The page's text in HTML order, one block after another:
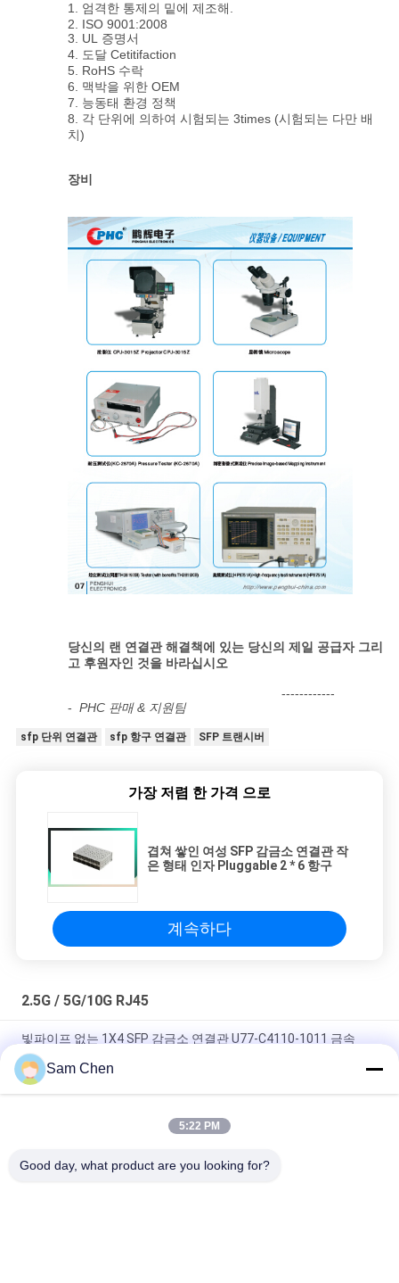
1. 엄격한 통제의 밑에 제조해.
2. ISO 9001:2008
3. UL 증명서
4. 도달 Cetitifaction
5. RoHS 수락
6. 맥박을 위한 OEM
7. 능동태 환경 정책
8. 각 단위에 의하여 시험되는 3times (시험되는 다만 배
치)
장비
당신의 랜 연결관 해결책에 있는 당신의 제일 공급자 그리
고 후원자인 것을 바라십시오
------------
- PHC 판매 & 지원팀
sfp 단위 연결관 sfp 항구 연결관 SFP 트랜시버
가장 저렴 한 가격 으로
겹쳐 쌓인 여성 SFP 감금소 연결관 작
은 형태 인자 Pluggable 2 * 6 항구
계속하다
2.5G / 5G/10G RJ45
빛파이프 없는 1X4 SFP 감금소 연결관 U77-C4110-1011 금속
EMI 여성
3.3V SFP 감금소 연결관 작용 온도 -40~+85 Rohs SGS ISO
겹쳐 쌓인 여성 SFP 감금소 연결관 작은 형태 인자 Pluggable 2 * 6
Sam Chen
5:22 PM
Good day, what product are you looking for?